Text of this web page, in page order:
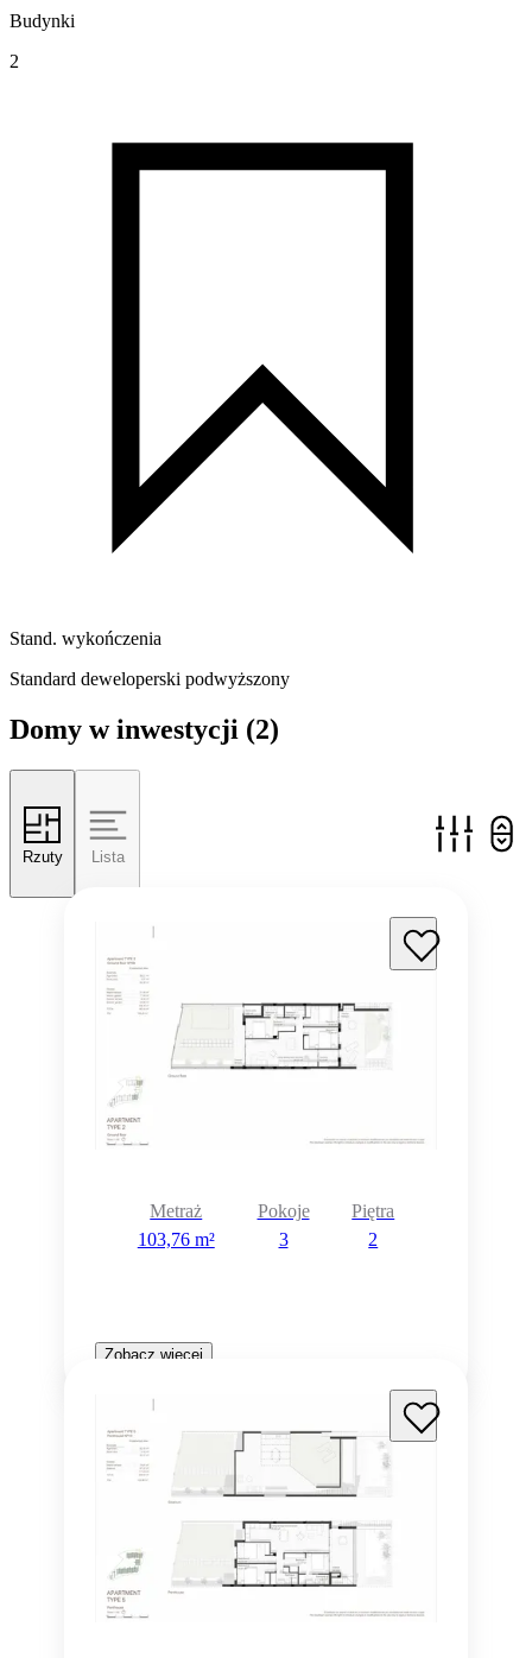
Budynki
2
Stand. wykończenia
Standard deweloperski podwyższony
Domy w inwestycji (2)
Rzuty Lista
Metraż
103,76 m²
Pokoje
3
Piętra
2
Zobacz więcej